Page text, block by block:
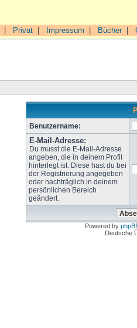
Privat Impressum Bücher|
Benutzername:
E-Mail-Adresse:
Du musst die E-Mail-Adresse
angeben, die in deinem Profil
hinterlegt ist. Diese hast du bei
der Registrierung angegeben
oder nachträglich in deinem
persönlichen Bereich
geändert.
Powered by
Deutsche